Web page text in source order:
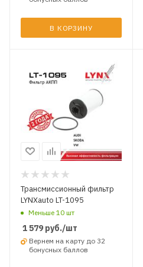
В КОРЗИНУ
Трансмиссионный фильтр
LYNXauto LT-1095
Меньше 10 шт
1 579 руб./шт
Вернем на карту до 32
бонусных баллов